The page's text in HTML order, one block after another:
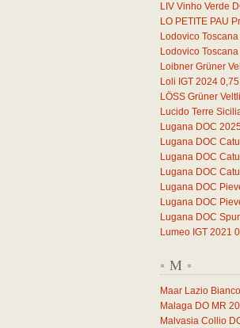
LIV Vinho Verde
LO PETITE PAU
Lodovico
Lodovico
Loibner Grüner
Loli IGT 2024 0,75
LÖSS Grüner
Lucido Terre
Lugana DOC
Lugana DOC
Lugana DOC
Lugana DOC
Lugana DOC
Lugana DOC
Lugana DOC
Lumeo IGT 2021
* M *
Maar Lazio
Malaga DO MR
Malvasia Collio